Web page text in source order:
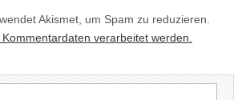
Akismet, um Spam zu reduzieren.
verarbeitet werden.